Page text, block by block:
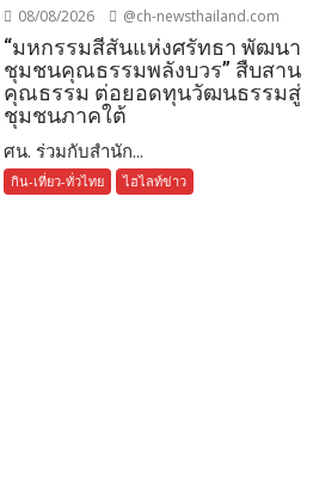
08/08/2026 @ch-newsthailand.com
“มหกรรมสีสันแห่งศรัทธา พัฒนา
ชุมชนคุณธรรมพลังบวร” สืบสาน
คุณธรรม ต่อยอดทุนวัฒนธรรมสู่
ชุมชนภาคใต้
ศน. ร่วมกับสำนัก...
กิน-เที่ยว-ทั่วไทย ไฮไลท์ข่าว